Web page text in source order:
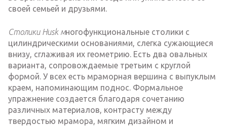
своей семьей и друзьями.
Столики Husk многофункциональные столики с
цилиндрическими основаниями, слегка сужающиеся
внизу, сглаживая их геометрию. Есть два овальных
варианта, сопровождаемые третьим с круглой
формой. У всех есть мраморная вершина с выпуклым
краем, напоминающим поднос. Формальное
упражнение создается благодаря сочетанию
различных материалов, контрасту между
твердостью мрамора, мягким дизайном и